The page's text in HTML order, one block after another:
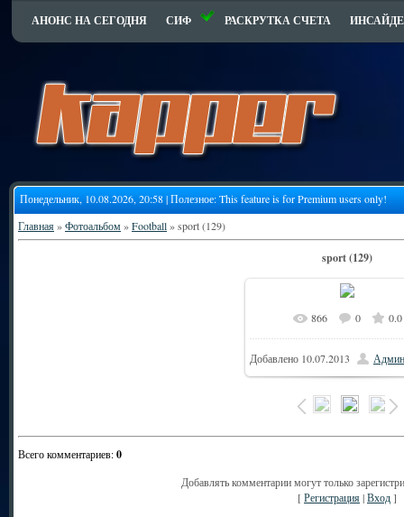
АНОНС НА СЕГОДНЯ СИФ РАСКРУТКА СЧЕТА
Понедельник, 10.08.2026, 20:58 | Полезное:This feature is for Premium users only!
Главная»Фотоальбом»Football» sport (129)
sport (129)
866 0 0.0
Добавлено 10.07.2013
Всего комментариев:0
Добавлять комментарии могут только
[Регистрация|Вход]